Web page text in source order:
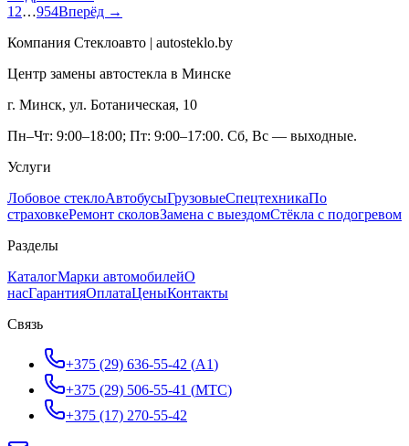
1 2…954Вперёд →
Компания Стеклоавто | autosteklo.by
Центр замены автостекла в Минске
г. Минск, ул. Ботаническая, 10
Пн–Чт: 9:00–18:00; Пт: 9:00–17:00. Сб, Вс — выходные.
Услуги
Лобовое стеклоАвтобусыГрузовыеСпецтехникаПо
страховкеРемонт сколовЗамена с выездомСтёкла с подогревом
Разделы
КаталогМарки автомобилейО
насГарантияОплатаЦеныКонтакты
Связь
+375 (29) 636-55-42 (A1)
+375 (29) 506-55-41 (МТС)
+375 (17) 270-55-42